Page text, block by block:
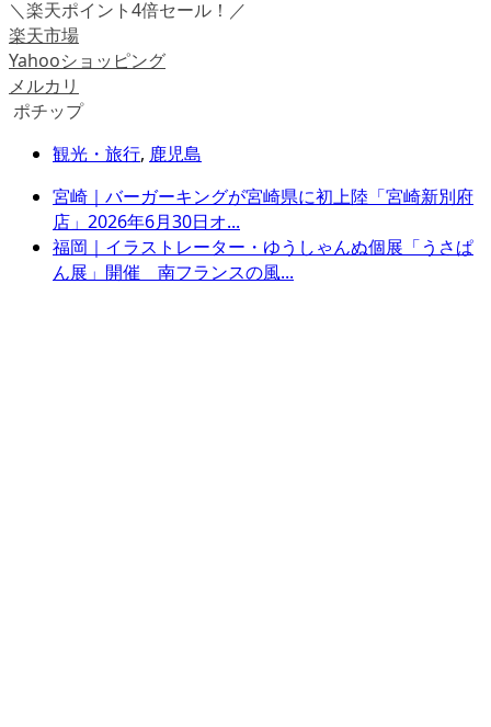
＼楽天ポイント4倍セール！／
楽天市場
Yahooショッピング
メルカリ
ポチップ
観光・旅行, 鹿児島
宮崎｜バーガーキングが宮崎県に初上陸「宮崎新別府
店」2026年6月30日オ...
福岡｜イラストレーター・ゆうしゃんぬ個展「うさぱ
ん展」開催 南フランスの風...